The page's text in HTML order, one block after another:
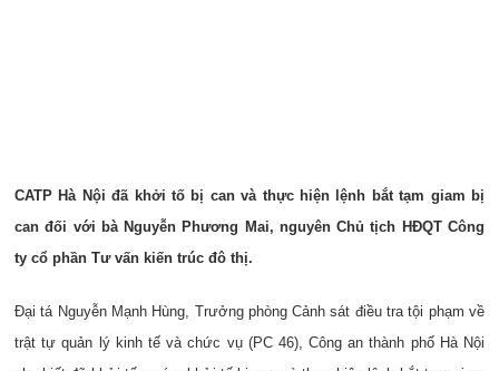
CATP Hà Nội đã khởi tố bị can và thực hiện lệnh bắt tạm giam bị
can đối với bà Nguyễn Phương Mai, nguyên Chủ tịch HĐQT Công
ty cổ phần Tư vấn kiến trúc đô thị.
Đại tá Nguyễn Mạnh Hùng, Trưởng phòng Cảnh sát điều tra tội phạm về
trật tự quản lý kinh tế và chức vụ (PC 46), Công an thành phố Hà Nội